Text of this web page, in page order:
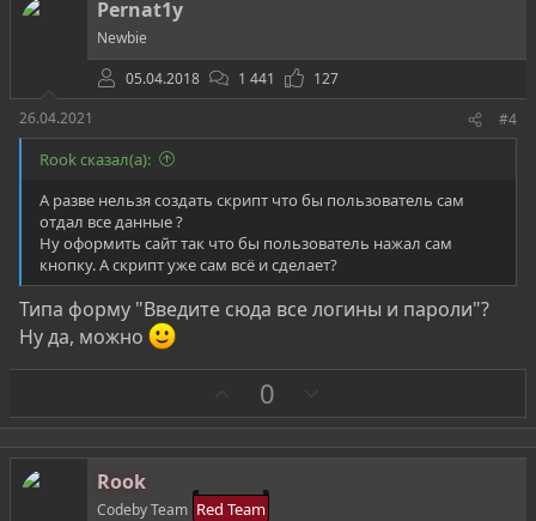
в
Pernat1y
Newbie
05.04.2018
1 441
127
26.04.2021
#4
Rook сказал(а):
А разве нельзя создать скрипт что бы пользователь сам
отдал все данные ?
Ну оформить сайт так что бы пользователь нажал сам
кнопку. А скрипт уже сам всё и сделает?
Типа форму "Введите сюда все логины и пароли"?
Ну да, можно
а
0
р
о
Rook
Codeby Team Red Team